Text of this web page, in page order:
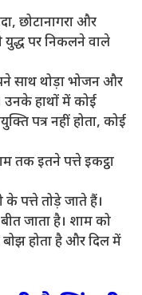
छोटानागरा और
पर निकलने वाले
साथ थोड़ा भोजन और
हाथों में कोई
पत्र नहीं होता, कोई
तक इतने पत्ते इकट्ठा
पत्ते तोड़े जाते हैं।
जाता है। शाम को
होता है और दिल में